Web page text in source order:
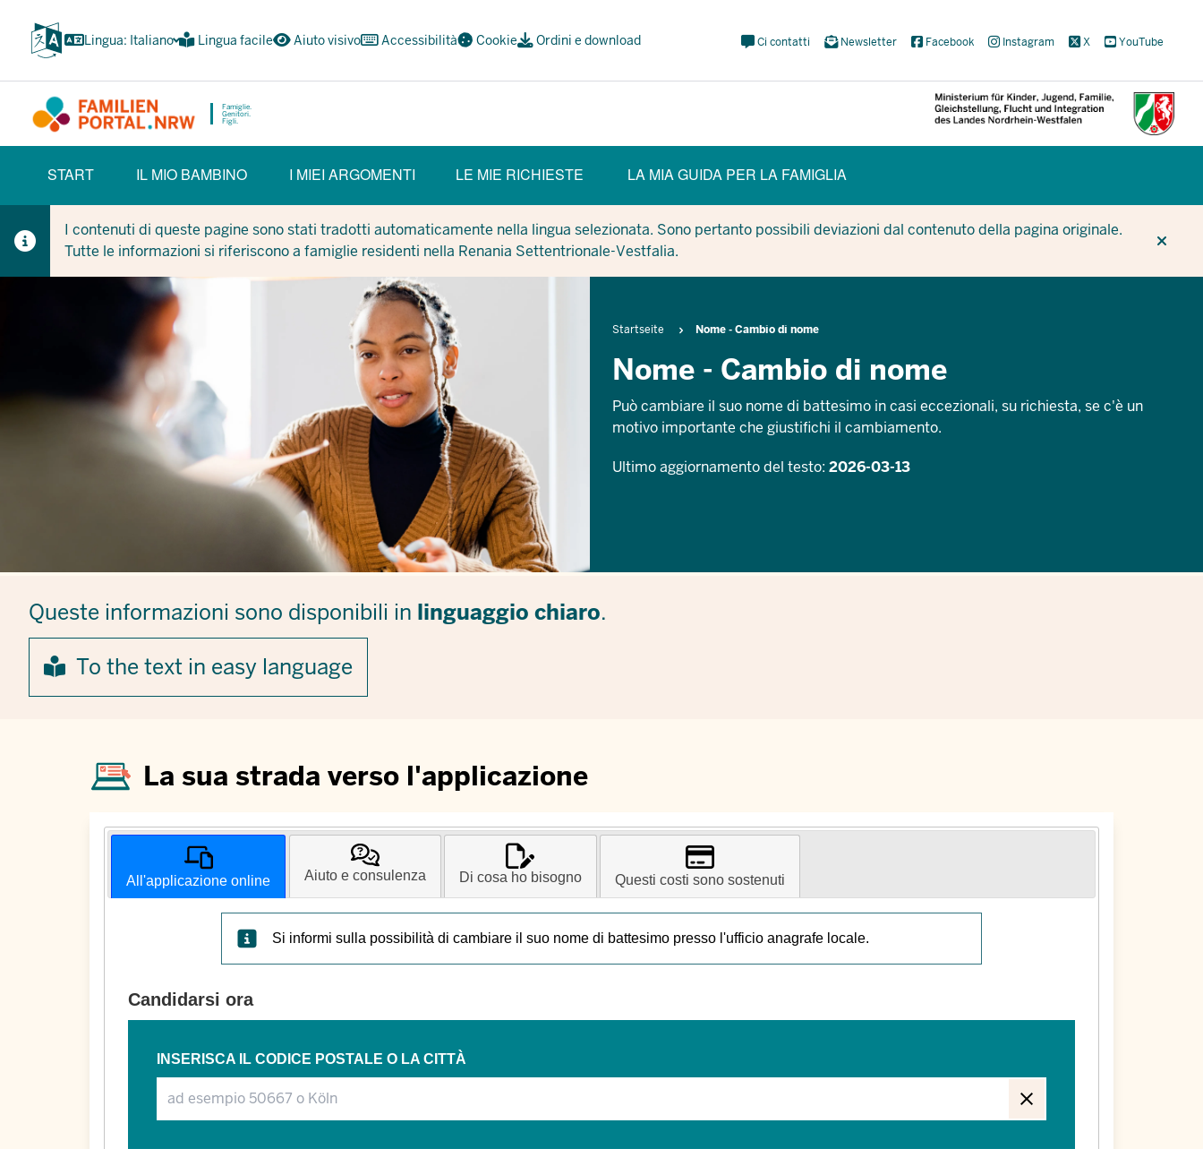
contenuto
Lingua: Italiano Lingua facile Aiuto visivo Accessibilità Cookie Ordini e download
Meta
Social
Ci contatti Newsletter Facebook Instagram X YouTube
Famiglie.
Genitori.
Figli.
(BÜRGERBEREICH)
START IL MIO BAMBINO I MIEI ARGOMENTI LE MIE RICHIESTE LA MIA GUIDA PER LA FAMIGLIA
I contenuti di queste pagine sono stati tradotti automaticamente nella lingua selezionata. Sono pertanto possibili deviazioni dal contenuto della pagina originale.
Tutte le informazioni si riferiscono a famiglie residenti nella Renania Settentrionale-Vestfalia.
Breadcrumb
Startseite Nome - Cambio di nome
Nome - Cambio di nome
Può cambiare il suo nome di battesimo in casi eccezionali, su richiesta, se c'è un
motivo importante che giustifichi il cambiamento.
Ultimo aggiornamento del testo:2026-03-13
Queste informazioni sono disponibili in linguaggio chiaro.
To the text in easy language
La sua strada verso l'applicazione
All'applicazione online Aiuto e consulenza Di cosa ho bisogno Questi costi sono sostenuti
Si informi sulla possibilità di cambiare il suo nome di battesimo presso l'ufficio anagrafe locale.
Candidarsi ora
INSERISCA IL CODICE POSTALE O LA CITTÀ